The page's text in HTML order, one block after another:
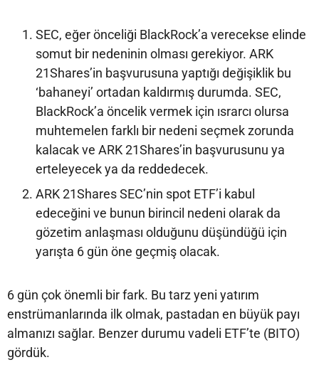
SEC, eğer önceliği BlackRock’a verecekse elinde
somut bir nedeninin olması gerekiyor. ARK
21Shares’in başvurusuna yaptığı değişiklik bu
‘bahaneyi’ ortadan kaldırmış durumda. SEC,
BlackRock’a öncelik vermek için ısrarcı olursa
muhtemelen farklı bir nedeni seçmek zorunda
kalacak ve ARK 21Shares’in başvurusunu ya
erteleyecek ya da reddedecek.
ARK 21Shares SEC’nin spot ETF’i kabul
edeceğini ve bunun birincil nedeni olarak da
gözetim anlaşması olduğunu düşündüğü için
yarışta 6 gün öne geçmiş olacak.
6 gün çok önemli bir fark. Bu tarz yeni yatırım
enstrümanlarında ilk olmak, pastadan en büyük payı
almanızı sağlar. Benzer durumu vadeli ETF’te (BITO)
gördük.